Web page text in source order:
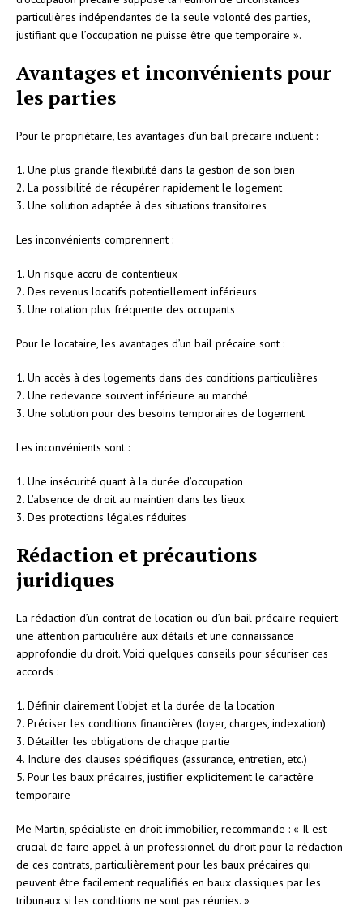
particulières indépendantes de la seule volonté des parties,
justifiant que l’occupation ne puisse être que temporaire ».
Avantages et inconvénients pour
les parties
Pour le propriétaire, les avantages d’un bail précaire incluent :
1. Une plus grande flexibilité dans la gestion de son bien
2. La possibilité de récupérer rapidement le logement
3. Une solution adaptée à des situations transitoires
Les inconvénients comprennent :
1. Un risque accru de contentieux
2. Des revenus locatifs potentiellement inférieurs
3. Une rotation plus fréquente des occupants
Pour le locataire, les avantages d’un bail précaire sont :
1. Un accès à des logements dans des conditions particulières
2. Une redevance souvent inférieure au marché
3. Une solution pour des besoins temporaires de logement
Les inconvénients sont :
1. Une insécurité quant à la durée d’occupation
2. L’absence de droit au maintien dans les lieux
3. Des protections légales réduites
Rédaction et précautions
juridiques
La rédaction d’un contrat de location ou d’un bail précaire requiert
une attention particulière aux détails et une connaissance
approfondie du droit. Voici quelques conseils pour sécuriser ces
accords :
1. Définir clairement l’objet et la durée de la location
2. Préciser les conditions financières (loyer, charges, indexation)
3. Détailler les obligations de chaque partie
4. Inclure des clauses spécifiques (assurance, entretien, etc.)
5. Pour les baux précaires, justifier explicitement le caractère
temporaire
Me Martin, spécialiste en droit immobilier, recommande : « Il est
crucial de faire appel à un professionnel du droit pour la rédaction
de ces contrats, particulièrement pour les baux précaires qui
peuvent être facilement requalifiés en baux classiques par les
tribunaux si les conditions ne sont pas réunies. »